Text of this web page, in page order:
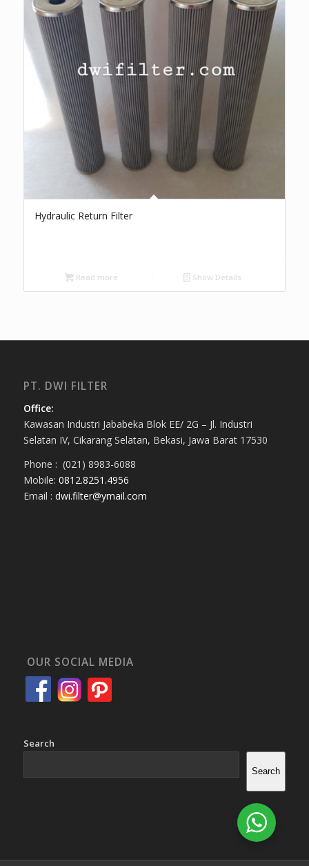
Hydraulic Return Filter
Read more Show Details
PT. DWI FILTER
Office:
Kawasan Industri Jababeka Blok EE/ 2G – Jl. Industri
Selatan IV, Cikarang Selatan, Bekasi, Jawa Barat 17530
Phone : (021) 8983-6088
Mobile: 0812.8251.4956
Email : dwi.filter@ymail.com
OUR SOCIAL MEDIA
Search
Search